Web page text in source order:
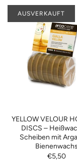
YELLOW VELOUR
DISCS –
Scheiben mit
Bienenwachs
€5,50
AUSVERKAUFT